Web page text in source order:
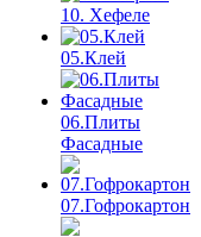
10. Хефеле
05.Клей
06.Плиты
Фасадные
07.Гофрокартон